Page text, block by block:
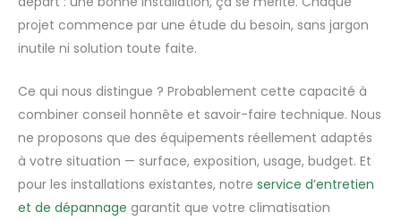
projet commence par une étude du besoin, sans jargon
inutile ni solution toute faite.
Ce qui nous distingue ? Probablement cette capacité à
combiner conseil honnête et savoir-faire technique. Nous
ne proposons que des équipements réellement adaptés
à votre situation — surface, exposition, usage, budget. Et
pour les installations existantes, notre service d’entretien
et de dépannage garantit que votre climatisation